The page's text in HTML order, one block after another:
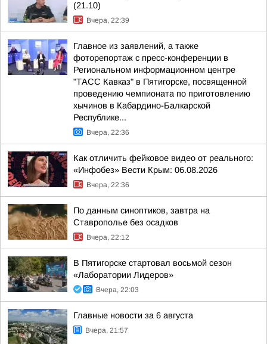
(21.10)
Вчера, 22:39
Главное из заявлений, а также
фоторепортаж с пресс-конференции в
Региональном информационном центре
"ТАСС Кавказ" в Пятигорске, посвященной
проведению чемпионата по приготовлению
хычинов в Кабардино-Балкарской
Республике...
Вчера, 22:36
Как отличить фейковое видео от реального:
«Инфобез» Вести Крым: 06.08.2026
Вчера, 22:36
По данным синоптиков, завтра на
Ставрополье без осадков
Вчера, 22:12
В Пятигорске стартовал восьмой сезон
«Лаборатории Лидеров»
Вчера, 22:03
Главные новости за 6 августа
Вчера, 21:57